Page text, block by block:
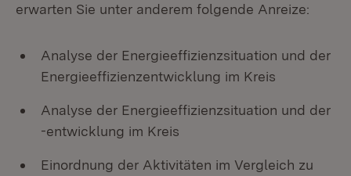
erwarten Sie unter anderem folgende Anreize:
Analyse der Energieeffizienzsituation und der
Energieeffizienzentwicklung im Kreis
Analyse der Energieeffizienzsituation und der
-entwicklung im Kreis
Einordnung der Aktivitäten im Vergleich zu